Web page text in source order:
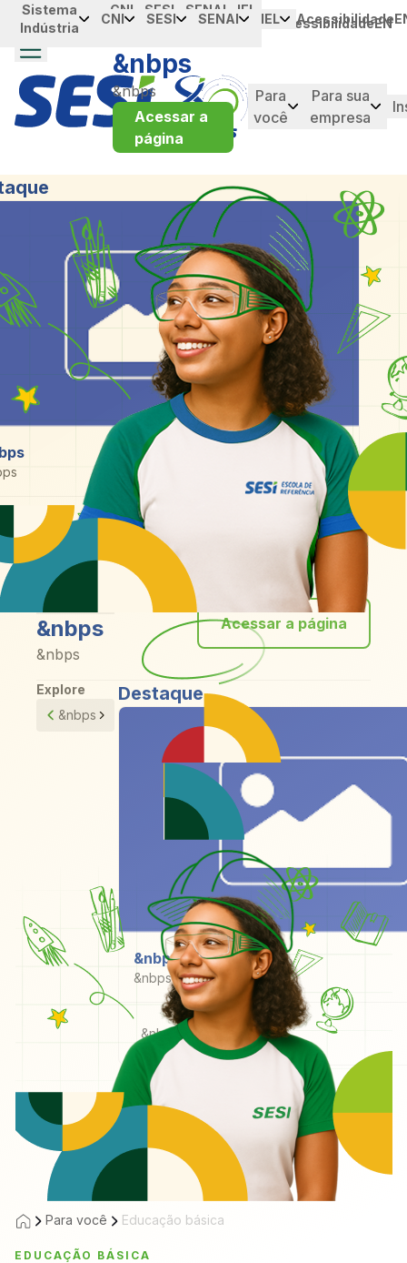
Skip to Main Content
Sistema
Indústria
CNI SESI SENAI IEL Acessibilidade
Para
você
Para sua
empresa
Portal da
Industria
CNI SESI SENAI
IEL
AcessibilidadeEN
&nbps
&nbps
Acessar a
página
&nbps
&nbps
Acessar a página
Explore
&nbps
Destaque
&nbps
&nbps
&nbps
Para você Educação básica
EDUCAÇÃO BÁSICA